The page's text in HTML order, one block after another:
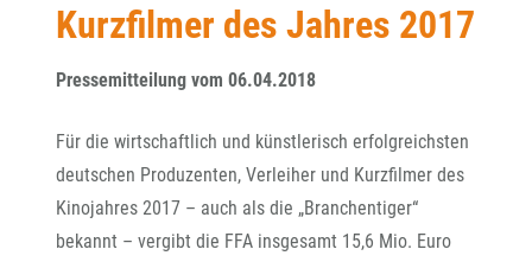
Kurzfilmer des Jahres 2017
Pressemitteilung vom 06.04.2018
Für die wirtschaftlich und künstlerisch erfolgreichsten
deutschen Produzenten, Verleiher und Kurzfilmer des
Kinojahres 2017 – auch als die „Branchentiger“
bekannt – vergibt die FFA insgesamt 15,6 Mio. Euro